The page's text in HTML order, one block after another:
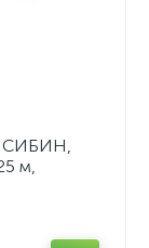
СИБИН,
м,